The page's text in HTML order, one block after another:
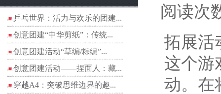
乒乓世界：活力与欢乐的团建...
创意团建“中华剪纸”：传统...
创意团建活动“草编/粽编”...
创意团建活动——捏面人：藏...
穿越A4：突破思维边界的趣...
阅读次
拓展活
这个游
动。在